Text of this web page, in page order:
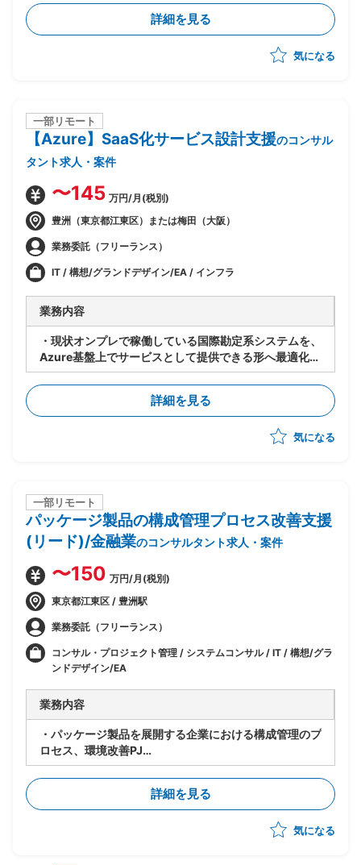
・設計レビューの実施
・関係者調整(エンドユーザ・ベンダー・オフショア開
発メンバ間)
・ベンダー統制及びチームコミュニケーションの推進
詳細を見る
気になる
一部リモート
【Azure】SaaS化サービス設計支援のコンサル
タント求人・案件
〜145 万円/月(税別)
豊洲（東京都江東区）または梅田（大阪）
業務委託（フリーランス）
IT / 構想/グランドデザイン/EA / インフラ
業務内容
・現状オンプレで稼働している国際勘定系システムを、
Azure基盤上でサービスとして提供できる形へ最適化す
るPJ
・既存アーキテクチャ(Windows Server等)は維持しつ
つ、Azure基盤への移行・SaaS化を推進
・企画構想フェーズは完了済み、今後設計フェーズの予
成・サービス設計を実施
・フェーズ前半〜中盤中心の想定(途中引き継ぎを見込
んだアサインとなる可能性あり)
詳細を見る
気になる
一部リモート
パッケージ製品の構成管理プロセス改善支援
(リード)/金融業のコンサルタント求人・案件
〜150 万円/月(税別)
東京都江東区 / 豊洲駅
業務委託（フリーランス）
コンサル・プロジェクト管理 / システムコンサル / IT / 構想/グラ
ンドデザイン/EA
業務内容
・パッケージ製品を展開する企業における構成管理のプ
ロセス、環境改善PJ
・製品の生い立ちやカスタマイズの違いにより複数の構
成管理ツール、プロセスが混在している
・現状のソースコード管理状態やプロセスの現状整理か
ら参画し、構成管理の標準プロセスを策定、導入、定着
詳細を見る
気になる